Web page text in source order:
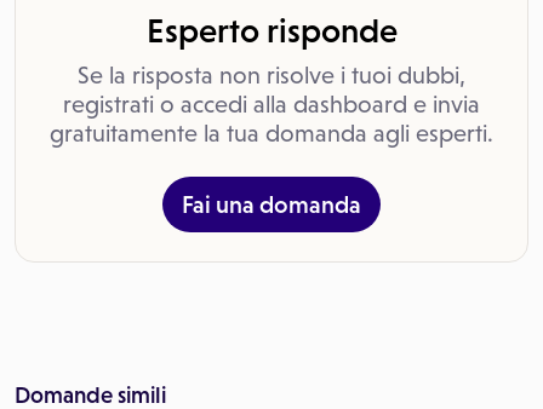
Esperto risponde
Se la risposta non risolve i tuoi dubbi,
registrati o accedi alla dashboard e invia
gratuitamente la tua domanda agli esperti.
Fai una domanda
Domande simili